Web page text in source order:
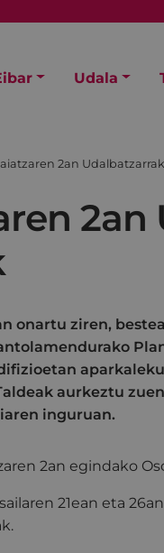
Udala
2an
onartu ziren,
aurkeztu
inguruan.
2an egindako
21ean eta